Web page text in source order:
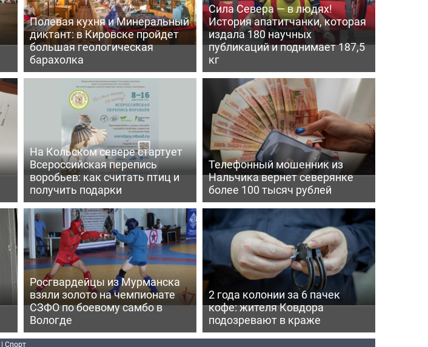
Полевая кухня и Минеральный
диктант: в Кировске пройдет
большая геологическая
барахолка
Сила Севера — в людях!
История апатитчанки, которая
издала 180 научных
публикаций и поднимает 187,5
кг
На Кольском севере стартует
Всероссийская перепись
воробьев: как считать птиц и
получить подарки
Телефонный мошенник из
Нальчика вернет северянке
более 100 тысяч рублей
Росгвардейцы из Мурманска
взяли золото на чемпионате
СЗФО по боевому самбо в
Вологде
2 года колонии за 6 пачек
кофе: жителя Ковдора
подозревают в краже
| Спорт